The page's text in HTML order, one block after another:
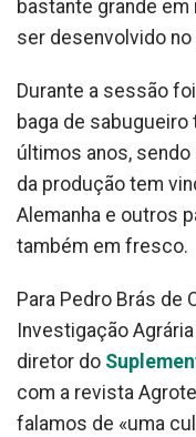
bastante grande
ser desenvolvido no
Durante a sessão
baga de sabugueiro
últimos anos,
da produção tem
Alemanha e outros
também em fresco.
Para Pedro Brás de
Investigação Agrária
diretor do
com a revista
falamos de «uma